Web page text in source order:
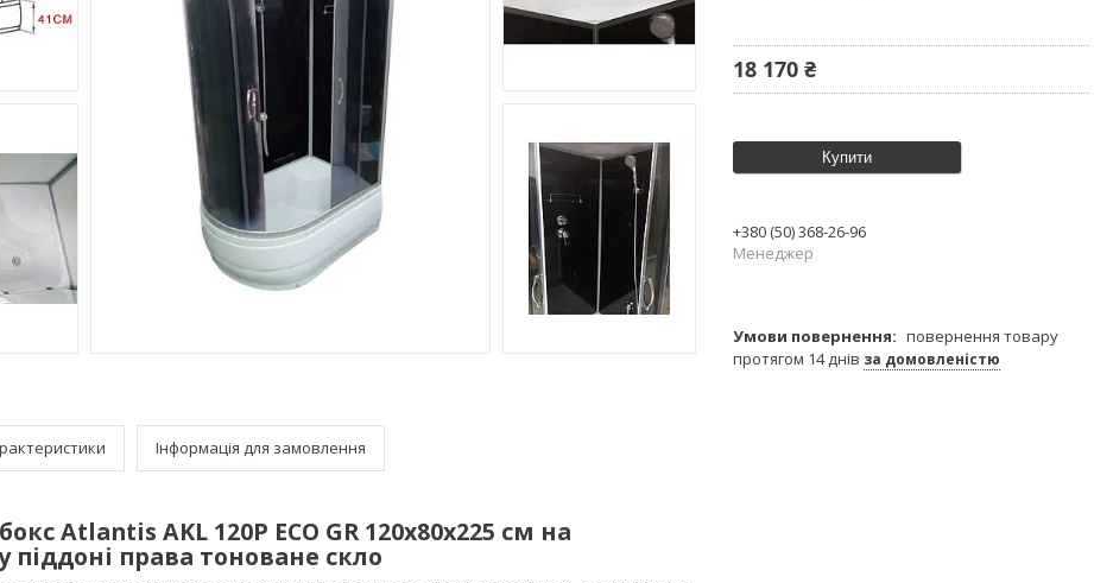
Інформація для замовлення
Atlantis AKL 120P ECO GR 120х80х225 см на
піддоні права тоноване скло
18 170 ₴
Купити
+380 (50) 368-26-96
Менеджер
повернення товару
протягом 14 днів за домовленістю